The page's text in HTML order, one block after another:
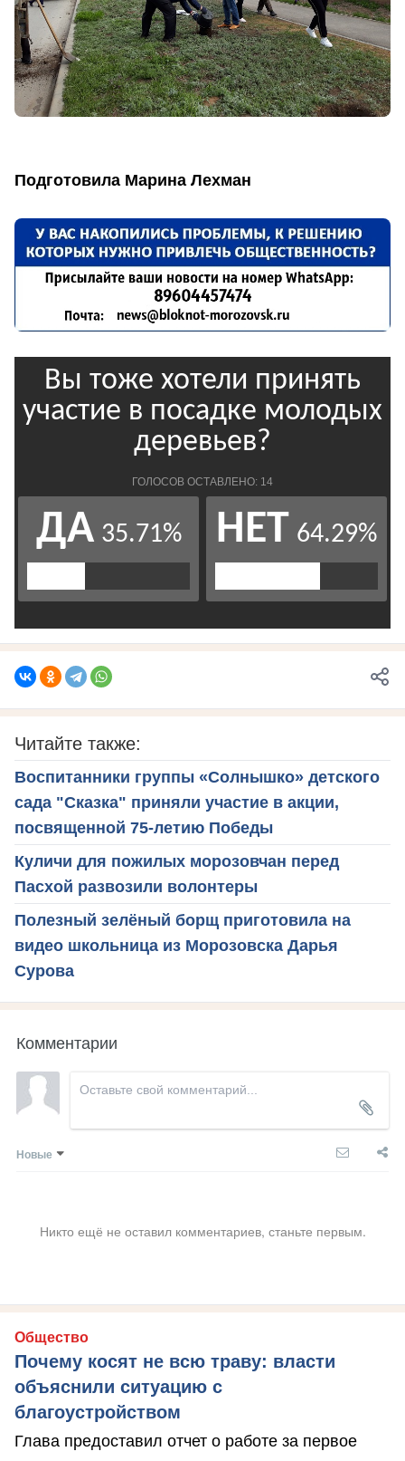
Подготовила Марина Лехман
Читайте также:
Воспитанники группы «Солнышко» детского
сада "Сказка" приняли участие в акции,
посвященной 75-летию Победы
Куличи для пожилых морозовчан перед
Пасхой развозили волонтеры
Полезный зелёный борщ приготовила на
видео школьница из Морозовска Дарья
Сурова
Комментарии
Новые
Никто ещё не оставил комментариев, станьте первым.
Общество
Почему косят не всю траву: власти
объяснили ситуацию с
благоустройством
Глава предоставил отчет о работе за первое